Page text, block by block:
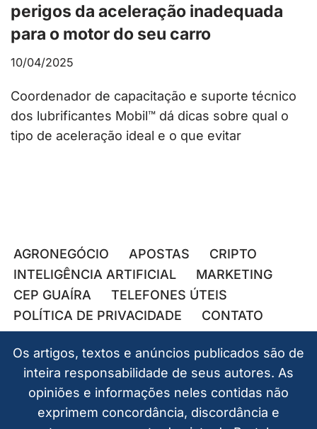
perigos da aceleração inadequada
para o motor do seu carro
10/04/2025
Coordenador de capacitação e suporte técnico
dos lubrificantes Mobil™ dá dicas sobre qual o
tipo de aceleração ideal e o que evitar
AGRONEGÓCIO APOSTAS
CRIPTO
INTELIGÊNCIA ARTIFICIAL
MARKETING
CEP GUAÍRA
TELEFONES ÚTEIS
POLÍTICA DE PRIVACIDADE
CONTATO
Os artigos, textos e anúncios publicados são de
inteira responsabilidade de seus autores. As
opiniões e informações neles contidas não
exprimem concordância, discordância e